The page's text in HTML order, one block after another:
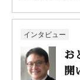
インタビュー
お
開